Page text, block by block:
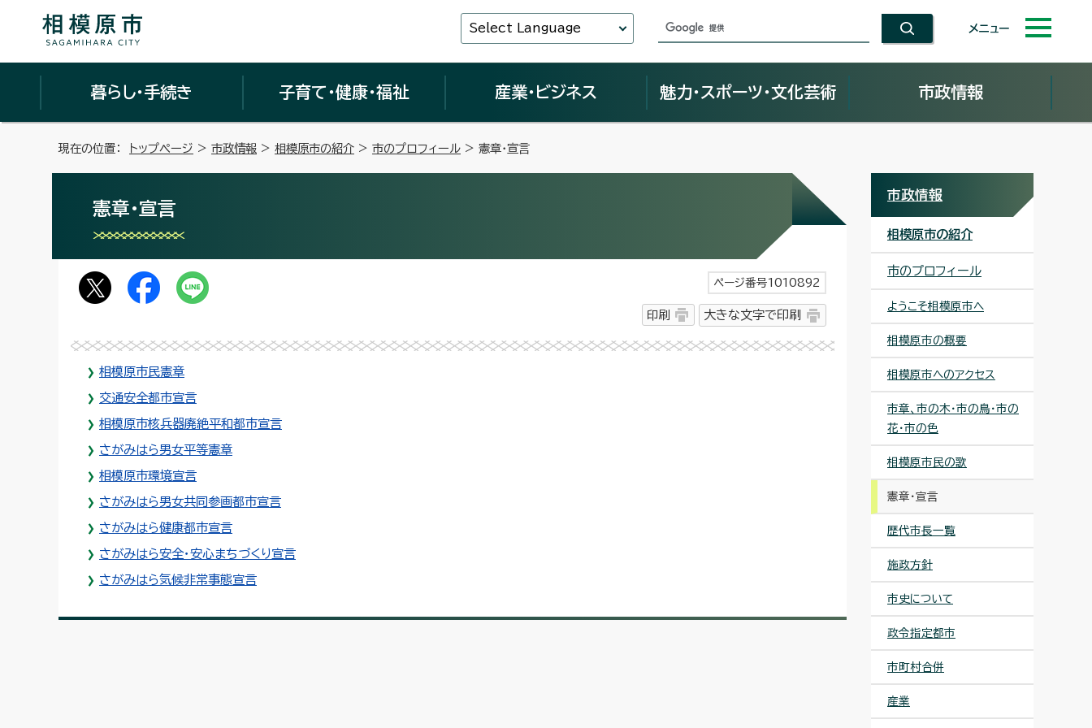
Select Language メニュー
暮らし・手続き 子育て・健康・福祉 産業・ビジネス 魅力・スポーツ・文化芸術 市政情報
現在の位置： トップページ > 市政情報 > 相模原市の紹介 > 市のプロフィール > 憲章・宣言
憲章・宣言
ページ番号1010892
印刷 大きな文字で印刷
相模原市民憲章
交通安全都市宣言
相模原市核兵器廃絶平和都市宣言
さがみはら男女平等憲章
相模原市環境宣言
さがみはら男女共同参画都市宣言
さがみはら健康都市宣言
さがみはら安全・安心まちづくり宣言
さがみはら気候非常事態宣言
市政情報
相模原市の紹介
市のプロフィール
ようこそ相模原市へ
相模原市の概要
相模原市へのアクセス
市章、市の木・市の鳥・市の
花・市の色
相模原市民の歌
憲章・宣言
歴代市長一覧
施政方針
市史について
政令指定都市
市町村合併
産業